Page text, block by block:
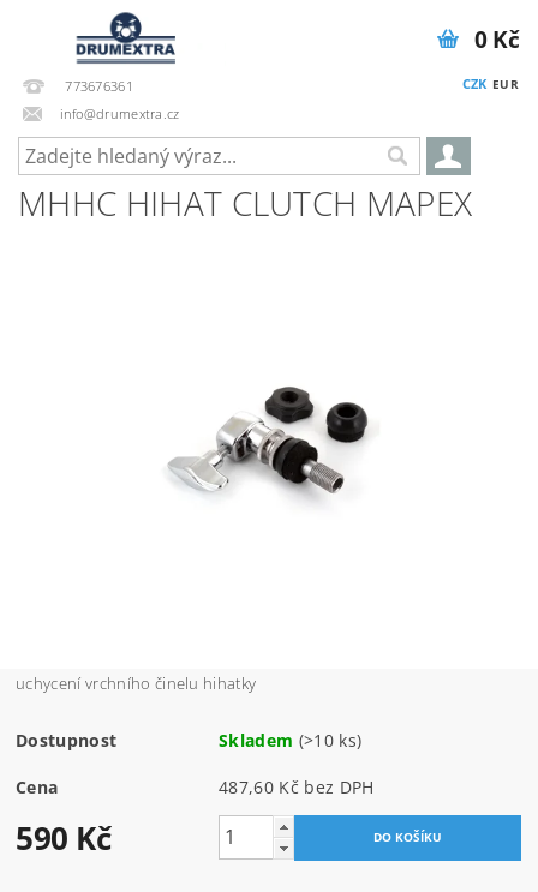
773676361
info@drumextra.cz
CZK EUR
0 Kč
MHHC HIHAT CLUTCH MAPEX
uchycení vrchního činelu hihatky
Dostupnost Skladem (>10 ks)
Cena 487,60 Kč bez DPH
590 Kč